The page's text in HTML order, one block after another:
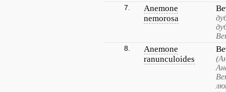
7.
Anemone
nemorosa
8.
Anemone
ranunculoides